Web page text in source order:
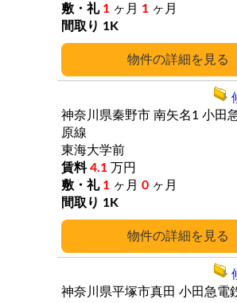
詳細
1 ヶ月 1 ヶ月
1K
詳細
神奈川県秦野市 南矢名1 小田
原線
東海大学前
4.1 万円
1 ヶ月 0 ヶ月
1K
神奈川県平塚市真田 小田急電